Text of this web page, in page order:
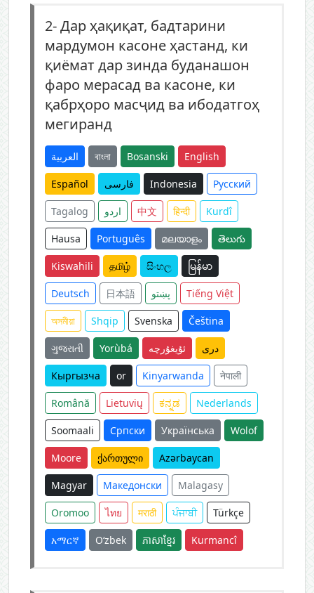
2-Дар ҳақиқат, бадтарини
мардумон касоне ҳастанд, ки
қиёмат дар зинда буданашон
фаро мерасад ва касоне, ки
қабрҳоро масҷид ва ибодатгоҳ
мегиранд
العربية বাংলা Bosanski English
Español فارسی Indonesia Русский
Tagalog اردو 中文 हिन्दी Kurdî
Hausa Português മലയാളം తెలుగు
Kiswahili தமிழ் සිංහල မြန်မာ
Deutsch 日本語 پښتو Tiếng Việt
অসমীয়া Shqip Svenska Čeština
ગુજરાતી Yorùbá ئۇيغۇرچە دری
Кыргызча or Kinyarwanda नेपाली
Română Lietuvių ಕನ್ನಡ Nederlands
Soomaali Српски Українська Wolof
Moore ქართული Azərbaycan
Magyar Македонски Malagasy
Oromoo ไทย मराठी ਪੰਜਾਬੀ Türkçe
አማርኛ O‘zbek ភាសាខ្មែរ Kurmancî